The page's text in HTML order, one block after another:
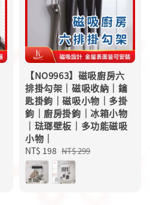
【NO9963】磁吸廚房六
排掛勾架｜磁吸收納｜鑰
匙掛鉤｜磁吸小物｜多掛
鉤｜廚房掛鉤｜冰箱小物
｜琺瑯壁板｜多功能磁吸
小物｜
Sale
price
NT$ 198 Regular
price
NT$ 299